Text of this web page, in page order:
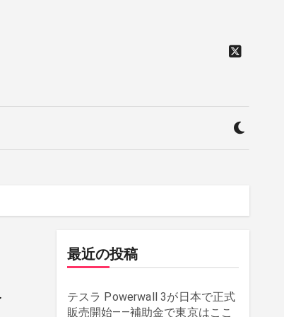
最近の投稿
テスラ Powerwall 3が日本で正式
販売開始——補助金で東京はここ